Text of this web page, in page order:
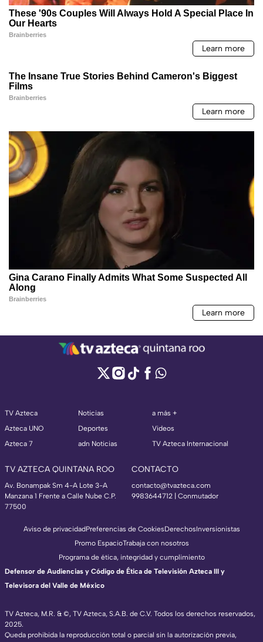
TV Azteca
Azteca UNO
Azteca 7
Noticias
Deportes
adn Noticias
a más +
Videos
TV Azteca Internacional
TV AZTECA QUINTANA ROO
Av. Bonampak Sm 4-A Lote 3-A
Manzana 1 Frente a Calle Nube C.P.
77500
CONTACTO
contacto@tvazteca.com
9983644712 | Conmutador
TV Azteca, M.R. & ©, TV Azteca, S.A.B. de C.V. Todos los derechos reservados,
2025.
Queda prohibida la reproducción total o parcial sin la autorización previa,
Aviso de privacidadPreferencias de CookiesDerechosInversionistas
Promo EspacioTrabaja con nosotros
Programa de ética, integridad y cumplimiento
Defensor de Audiencias y Código de Ética de Televisión Azteca III y
Televisora del Valle de México